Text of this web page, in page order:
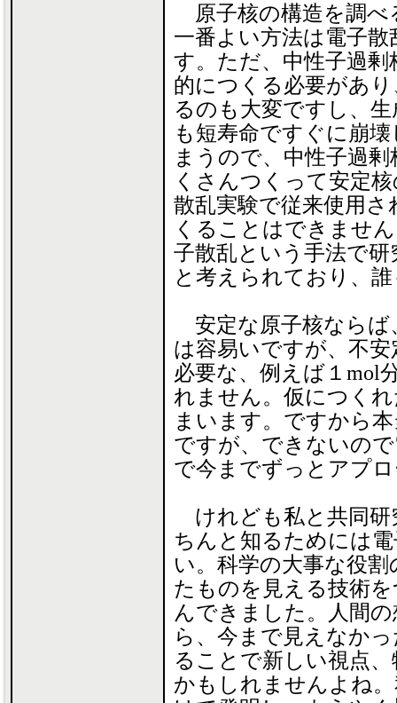
原子核の構造を調べ
一番よい方法は電子散
す。ただ、中性子過剰
的につくる必要があ
るのも大変ですし、
も短寿命ですぐに崩
まうので、中性子過剰
くさんつくって安定
散乱実験で従来使用
くることはできませ
子散乱という手法で
と考えられており、
安定な原子核ならば
は容易いですが、不
必要な、例えば１mol
れません。仮につく
まいます。ですから
ですが、できないの
で今までずっとアプ
けれども私と共同研
ちんと知るためには
い。科学の大事な役
たものを見える技術
んできました。人間
ら、今まで見えなか
ることで新しい視点
かもしれませんよね